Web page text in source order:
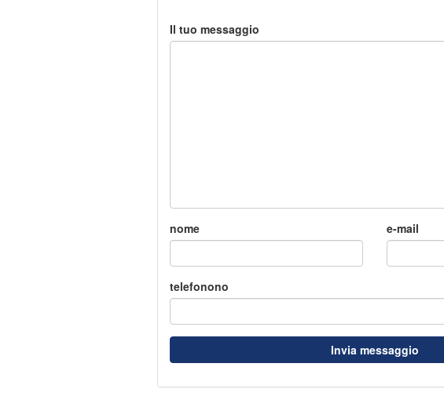
Il tuo messaggio
nome e-mail
telefonono
Invia messaggio